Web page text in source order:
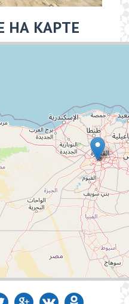
НА КАРТЕ